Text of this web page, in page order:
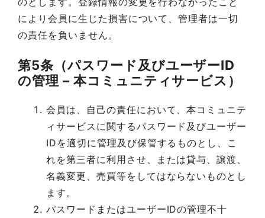
により会員に生じた損害について、管理者は一切
の責任を負いません。
第5条（パスワード及びユーザーID
の管理 – 本コミュニティサービス）
会員は、自己の責任において、本コミュニテ
ィサービスに関するパスワード及びユーザー
IDを適切に管理及び保管するものとし、こ
れを第三者に利用させ、または貸与、譲渡、
名義変更、売買等をしてはならないものとし
ます。
パスワードまたはユーザーIDの管理不十